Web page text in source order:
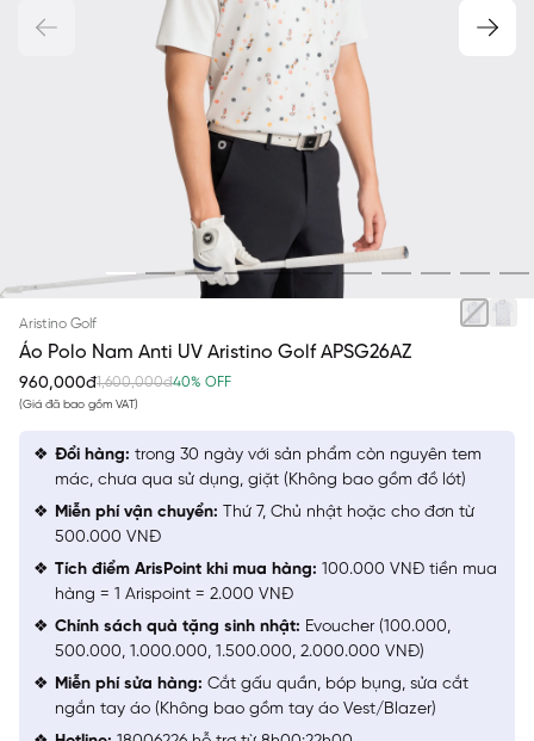
Aristino Golf
Áo Polo Nam Anti UV Aristino Golf APSG26AZ
960,000đ1,600,000đ40% OFF
(Giá đã bao gồm VAT)
Đổi hàng: trong 30 ngày với sản phẩm còn nguyên tem
mác, chưa qua sử dụng, giặt (Không bao gồm đồ lót)
Miễn phí vận chuyển: Thứ 7, Chủ nhật hoặc cho đơn từ
500.000 VNĐ
Tích điểm ArisPoint khi mua hàng: 100.000 VNĐ tiền mua
hàng = 1 Arispoint = 2.000 VNĐ
Chính sách quà tặng sinh nhật: Evoucher (100.000,
500.000, 1.000.000, 1.500.000, 2.000.000 VNĐ)
Miễn phí sửa hàng: Cắt gấu quần, bóp bụng, sửa cắt
ngắn tay áo (Không bao gồm tay áo Vest/Blazer)